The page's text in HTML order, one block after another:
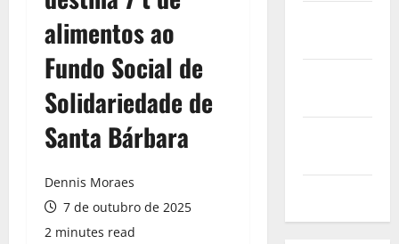
alimentos ao
Fundo Social de
Solidariedade de
Santa Bárbara
Dennis Moraes
7 de outubro de 2025
2 minutes read